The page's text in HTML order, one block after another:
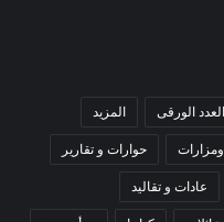
العدد الورقى المزيد
ومزارات حوارات و تقارير
عادات و تقاليد